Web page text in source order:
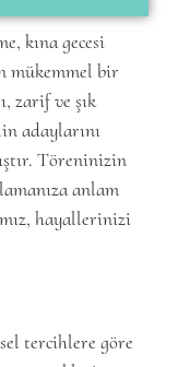
kına gecesi
mükemmel bir
zarif ve şık
adaylarını
Töreninizin
anlam
hayallerinizi
tercihlere göre